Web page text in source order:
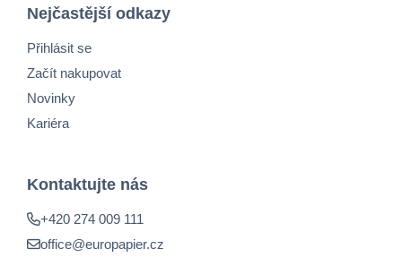
Nejčastější odkazy
Přihlásit se
Začít nakupovat
Novinky
Kariéra
Kontaktujte nás
+420 274 009 111
office@europapier.cz